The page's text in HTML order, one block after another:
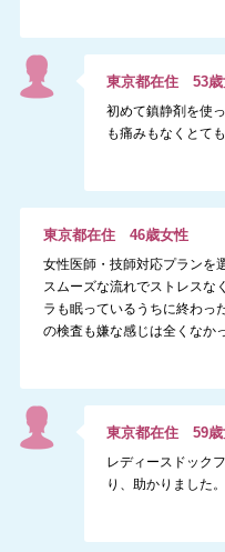
東京都在住53歳
初めて鎮静剤を使
も痛みもなくとて
東京都在住 46歳女性
女性医師・技師対応プランを
スムーズな流れでストレスな
ラも眠っているうちに終わっ
の検査も嫌な感じは全くなか
東京都在住59歳
レディースドック
り、助かりました